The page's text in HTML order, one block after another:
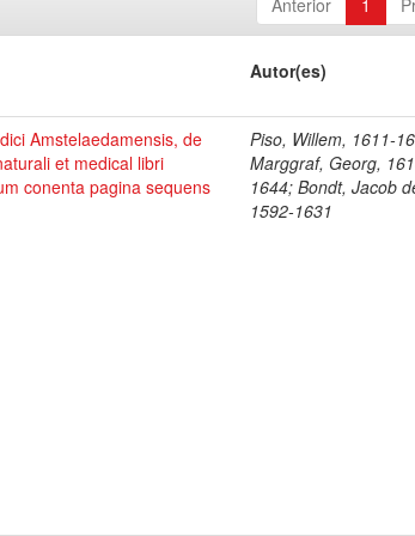
Anterior 1
Autor(es)
Amstelaedamensis, de
et medical libri
conenta pagina sequens
Piso, Willem, 1611-
Marggraf, Georg,
1644; Bondt, Jacob
1592-1631